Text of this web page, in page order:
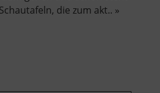
die zum akt.. »